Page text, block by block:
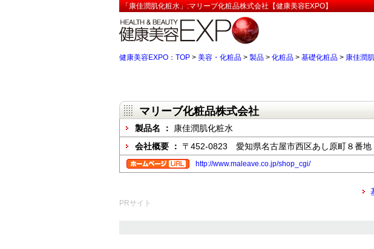
「康佳潤肌化粧水」:マリーブ化粧品株式会社【健康美容EXPO】
健康美容EXPO：TOP > 美容・化粧品 > 製品 > 化粧品 > 基礎化粧品 > 康佳潤
マリーブ化粧品株式会社
製品名 ：
康佳潤肌化粧水
会社概要 ： 〒452-0823 愛知県名古屋市西区あし原町８番地
http://www.maleave.co.jp/shop_cgi/
PRサイト